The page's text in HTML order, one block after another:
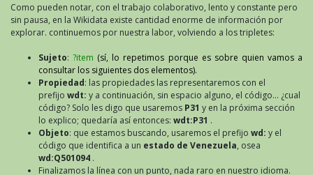
Como pueden notar, con el trabajo colaborativo, lento y constante pero
sin pausa, en la Wikidata existe cantidad enorme de información por
explorar. continuemos por nuestra labor, volviendo a los tripletes:
Sujeto:?item (sí, lo repetimos porque es sobre quien vamos a
consultar los siguientes dos elementos).
Propiedad: las propiedades las representaremos con el
prefijo wdt: y a continuación, sin espacio alguno, el código… ¿cual
código? Solo les digo que usaremos P31 y en la próxima sección
lo explico; quedaría así entonces: wdt:P31 .
Objeto: que estamos buscando, usaremos el prefijo wd: y el
código que identifica a un estado de Venezuela, osea
wd:Q501094 .
Finalizamos la línea con un punto, nada raro en nuestro idioma.